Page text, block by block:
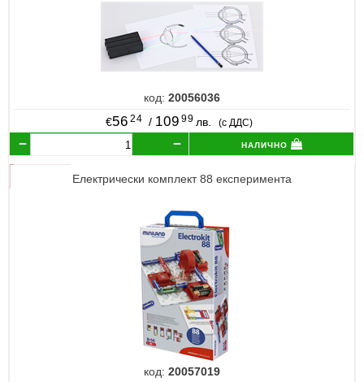
код: 20056036
€56 24 / 109 99 лв. (с ДДС)
налично
Електрически комплект 88 експеримента
код: 20057019